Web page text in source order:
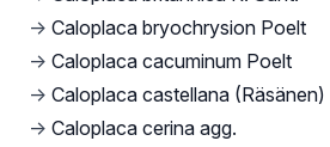
→ Caloplaca bryochrysion Poelt
→ Caloplaca cacuminum Poelt
→ Caloplaca castellana
→ Caloplaca cerina agg.